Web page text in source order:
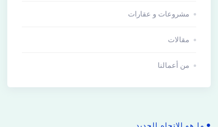
مشروعات و عقارات
مقالات
من أعمالنا
ما هو الاتجاه الجديد